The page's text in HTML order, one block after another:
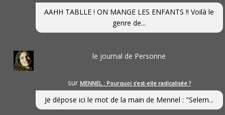
AAHH TABLLE ! ON MANGE LES ENFANTS !! Voilà le
genre de...
le journal de Personne
sur MENNEL : Pourquoi s’est-elle radicalisée ?
Je dépose ici le mot de la main de Mennel : "Selem...